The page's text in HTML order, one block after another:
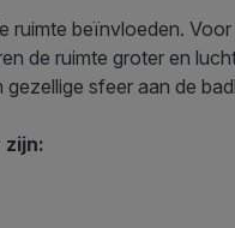
ruimte beïnvloeden.
de ruimte groter en
sfeer aan de
zijn: